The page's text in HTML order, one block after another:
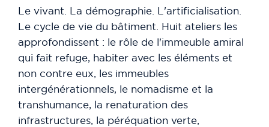
Le vivant. La démographie. L'artificialisation.
Le cycle de vie du bâtiment. Huit ateliers les
approfondissent : le rôle de l'immeuble amiral
qui fait refuge, habiter avec les éléments et
non contre eux, les immeubles
intergénérationnels, le nomadisme et la
transhumance, la renaturation des
infrastructures, la péréquation verte,